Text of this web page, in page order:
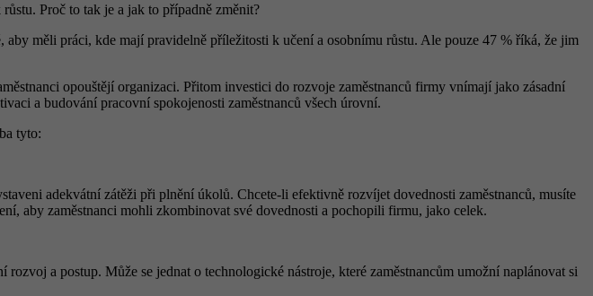
Proč to tak je a jak to případně změnit?
měli práci, kde mají pravidelně příležitosti k učení a osobnímu růstu. Ale pouze 47 % říká, že jim
opouštějí organizaci. Přitom investici do rozvoje zaměstnanců firmy vnímají jako zásadní
a budování pracovní spokojenosti zaměstnanců všech úrovní.
tyto:
adekvátní zátěži při plnění úkolů. Chcete-li efektivně rozvíjet dovednosti zaměstnanců, musíte
aby zaměstnanci mohli zkombinovat své dovednosti a pochopili firmu, jako celek.
a postup. Může se jednat o technologické nástroje, které zaměstnancům umožní naplánovat si